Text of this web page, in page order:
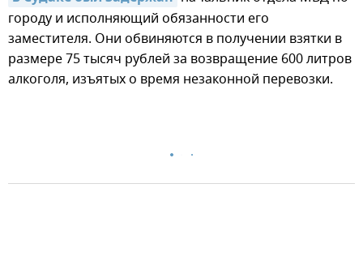
городу и исполняющий обязанности его
заместителя. Они обвиняются в получении взятки в
размере 75 тысяч рублей за возвращение 600 литров
алкоголя, изъятых о время незаконной перевозки.